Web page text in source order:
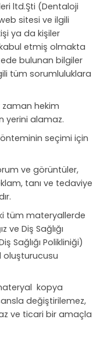
ltd.Şti (Dentaloji
sitesi ve ilgili
ya da kişiler
kabul etmiş olmakta
bulunan bilgiler
tüm sorumluluklara
zaman hekim
yerini alamaz.
seçimi için
ve görüntüler,
tanı ve tedaviye
tüm materyallerde
Diş Sağlığı
Sağlığı Polikliniği)
oluşturucusu
kopya
değiştirilemez,
ve ticari bir amaçla